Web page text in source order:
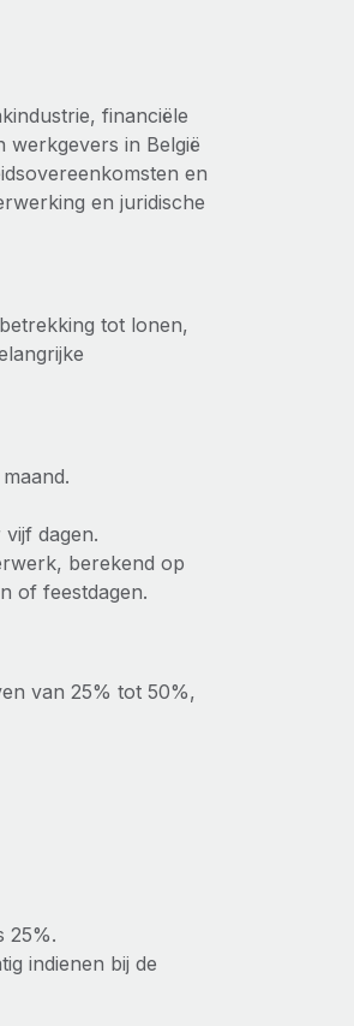
financiële
werkgevers in België
en
en juridische
tot lonen,
dagen.
berekend op
of feestdagen.
van 25% tot 50%,
25%.
indienen bij de